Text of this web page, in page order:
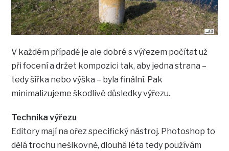
V každém případě je ale dobré s výřezem počítat už
při focení a držet kompozici tak, aby jedna strana –
tedy šířka nebo výška – byla finální. Pak
minimalizujeme škodlivé důsledky výřezu.
Technika výřezu
Editory mají na ořez specifický nástroj. Photoshop to
dělá trochu nešikovně, dlouhá léta tedy používám